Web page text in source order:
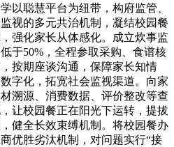
以聪慧平台为纽带，构府监管、
视的多元共治机制，凝结校园餐
强化家长从体感化。成立炊事监
于50%，全程参取采购、食谱核
按期座谈沟通，保障家长知情
字化，拓宽社会监视渠道。向家
溯源、消费数据、评价整改等查
让校园餐正在阳光下运转，提拔
健全长效束缚机制。将校园餐办
优胜劣汰机制，对问题实行“接